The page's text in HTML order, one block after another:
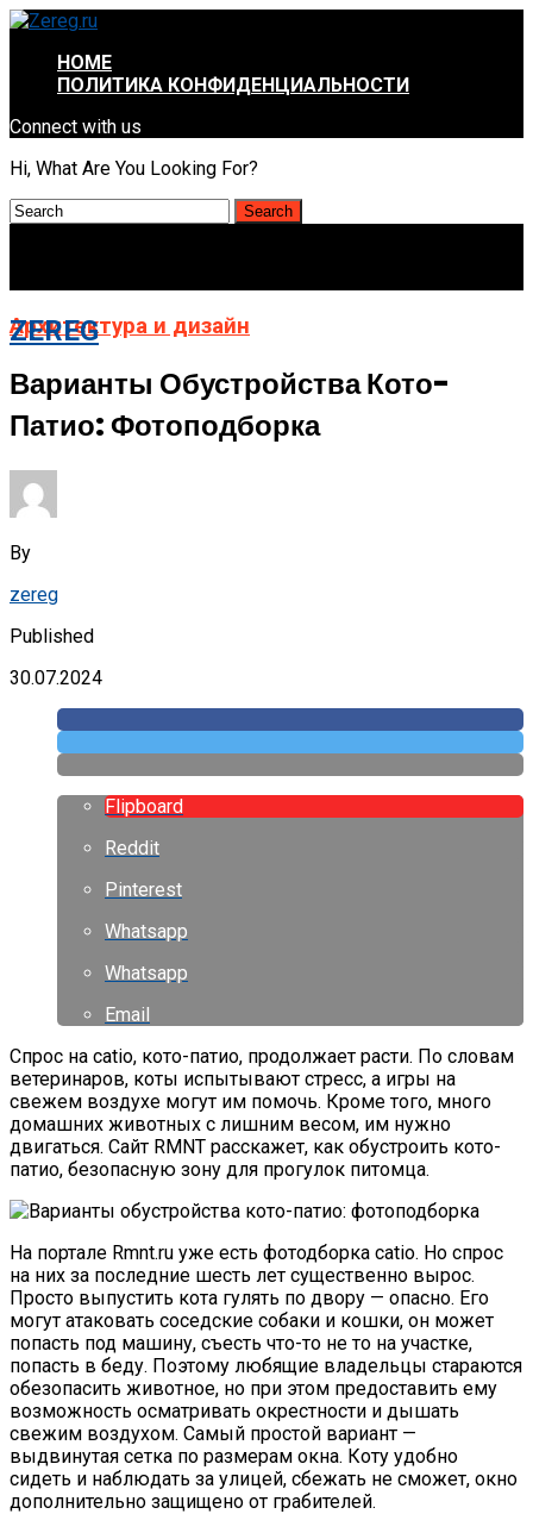
HOME
ПОЛИТИКА КОНФИДЕНЦИАЛЬНОСТИ
Connect with us
Hi, What Are You Looking For?
ZEREG
Архитектура и дизайн
Варианты Обустройства Кото-
Патио: Фотоподборка
By
zereg
Published
30.07.2024
Flipboard
Reddit
Pinterest
Whatsapp
Whatsapp
Email
Спрос на catio, кото-патио, продолжает расти. По словам
ветеринаров, коты испытывают стресс, а игры на
свежем воздухе могут им помочь. Кроме того, много
домашних животных с лишним весом, им нужно
двигаться. Сайт RMNT расскажет, как обустроить кото-
патио, безопасную зону для прогулок питомца.
На портале Rmnt.ru уже есть фотодборка catio. Но спрос
на них за последние шесть лет существенно вырос.
Просто выпустить кота гулять по двору — опасно. Его
могут атаковать соседские собаки и кошки, он может
попасть под машину, съесть что-то не то на участке,
попасть в беду. Поэтому любящие владельцы стараются
обезопасить животное, но при этом предоставить ему
возможность осматривать окрестности и дышать
свежим воздухом. Самый простой вариант —
выдвинутая сетка по размерам окна. Коту удобно
сидеть и наблюдать за улицей, сбежать не сможет, окно
дополнительно защищено от грабителей.